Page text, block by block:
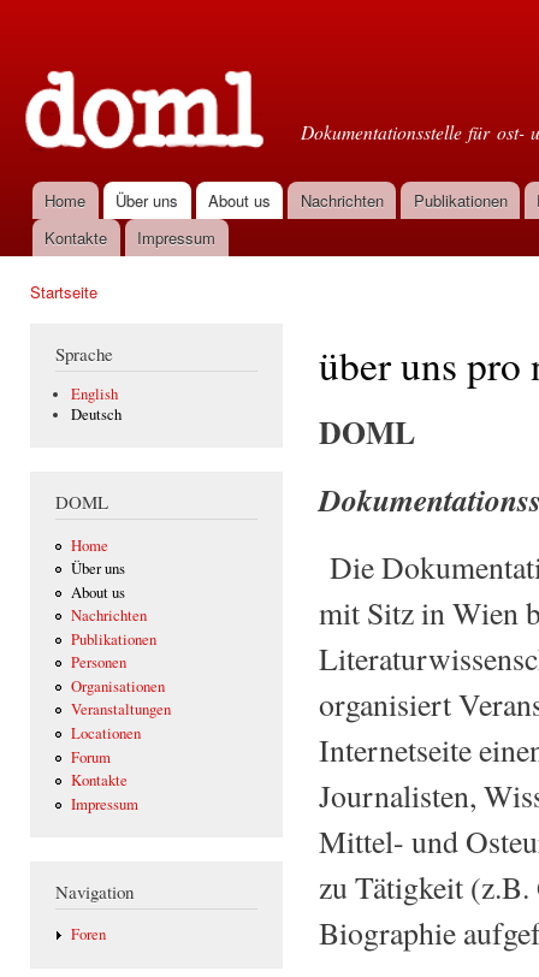
Dokumentationsstelle für ost-
Hauptmenü
Home Über uns About us Nachrichten Publikationen
Kontakte
Impressum
Startseite
Sprache
English
Deutsch
DOML
Home
Über uns
About us
Nachrichten
Publikationen
Personen
Organisationen
Veranstaltungen
Locationen
Forum
Kontakte
Impressum
Navigation
Foren
über uns pro
DOML
Die
mit Sitz in Wien
organisiert
Internetseite
Journalisten,
Mittel- und
zu Tätigkeit (z.B.
Biographie